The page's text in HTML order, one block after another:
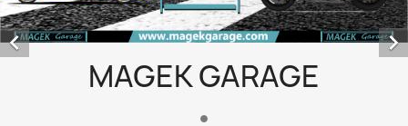
MAGEK GARAGE
 